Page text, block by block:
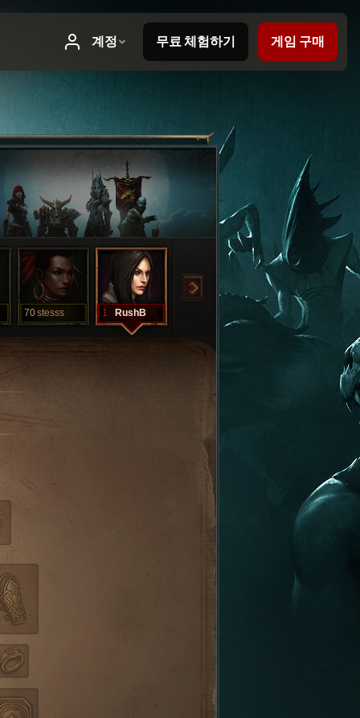
70stesss 1 RushB